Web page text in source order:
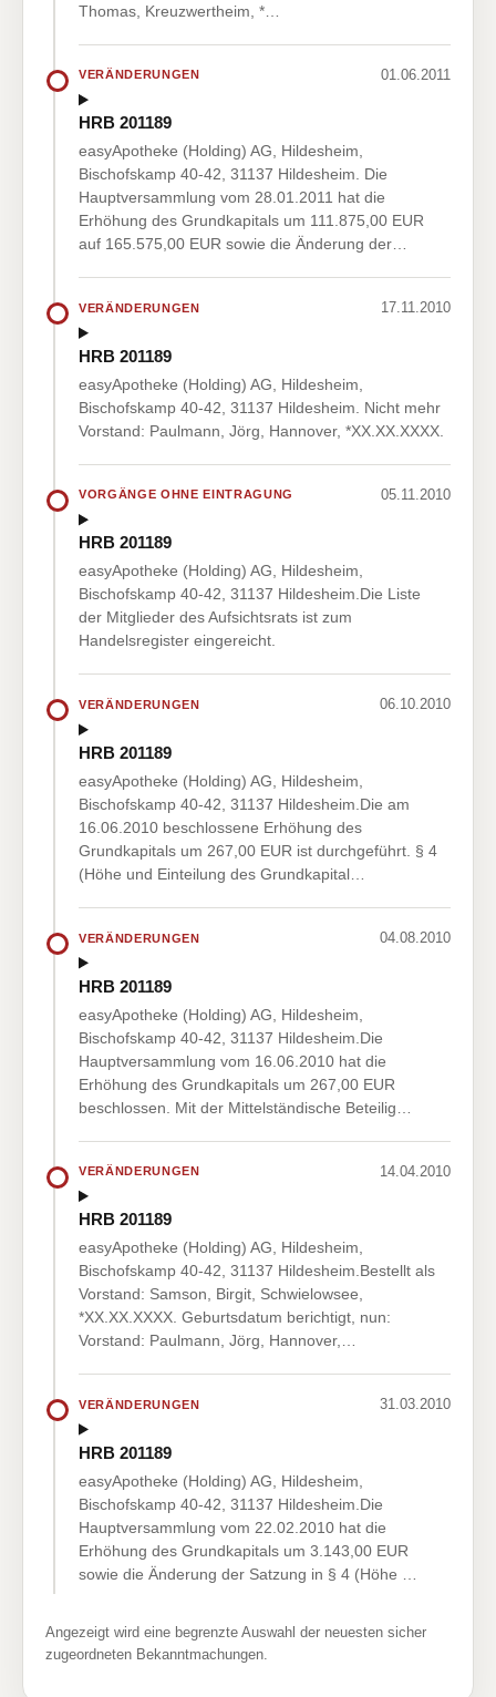
Thomas, Kreuzwertheim, *…
VERÄNDERUNGEN 01.06.2011
HRB 201189
easyApotheke (Holding) AG, Hildesheim,
Bischofskamp 40-42, 31137 Hildesheim. Die
Hauptversammlung vom 28.01.2011 hat die
Erhöhung des Grundkapitals um 111.875,00 EUR
auf 165.575,00 EUR sowie die Änderung der…
VERÄNDERUNGEN 17.11.2010
HRB 201189
easyApotheke (Holding) AG, Hildesheim,
Bischofskamp 40-42, 31137 Hildesheim. Nicht mehr
Vorstand: Paulmann, Jörg, Hannover, *XX.XX.XXXX.
VORGÄNGE OHNE EINTRAGUNG 05.11.2010
HRB 201189
easyApotheke (Holding) AG, Hildesheim,
Bischofskamp 40-42, 31137 Hildesheim.Die Liste
der Mitglieder des Aufsichtsrats ist zum
Handelsregister eingereicht.
VERÄNDERUNGEN 06.10.2010
HRB 201189
easyApotheke (Holding) AG, Hildesheim,
Bischofskamp 40-42, 31137 Hildesheim.Die am
16.06.2010 beschlossene Erhöhung des
Grundkapitals um 267,00 EUR ist durchgeführt. § 4
(Höhe und Einteilung des Grundkapital…
VERÄNDERUNGEN 04.08.2010
HRB 201189
easyApotheke (Holding) AG, Hildesheim,
Bischofskamp 40-42, 31137 Hildesheim.Die
Hauptversammlung vom 16.06.2010 hat die
Erhöhung des Grundkapitals um 267,00 EUR
beschlossen. Mit der Mittelständische Beteilig…
VERÄNDERUNGEN 14.04.2010
HRB 201189
easyApotheke (Holding) AG, Hildesheim,
Bischofskamp 40-42, 31137 Hildesheim.Bestellt als
Vorstand: Samson, Birgit, Schwielowsee,
*XX.XX.XXXX. Geburtsdatum berichtigt, nun:
Vorstand: Paulmann, Jörg, Hannover,…
VERÄNDERUNGEN 31.03.2010
HRB 201189
easyApotheke (Holding) AG, Hildesheim,
Bischofskamp 40-42, 31137 Hildesheim.Die
Hauptversammlung vom 22.02.2010 hat die
Erhöhung des Grundkapitals um 3.143,00 EUR
sowie die Änderung der Satzung in § 4 (Höhe …
Angezeigt wird eine begrenzte Auswahl der neuesten sicher
zugeordneten Bekanntmachungen.